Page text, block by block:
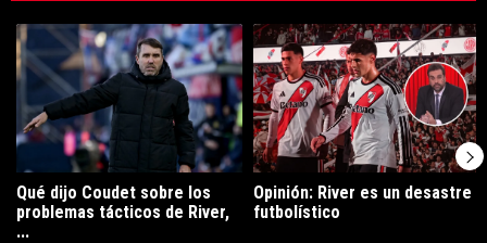
Un artículo de tendencia con el título "Qué dijo Coudet sobre los
Qué dijo Coudet sobre los
problemas tácticos de River,
...
Un artículo de tendencia con el
Opinión: River es un desastre
futbolístico